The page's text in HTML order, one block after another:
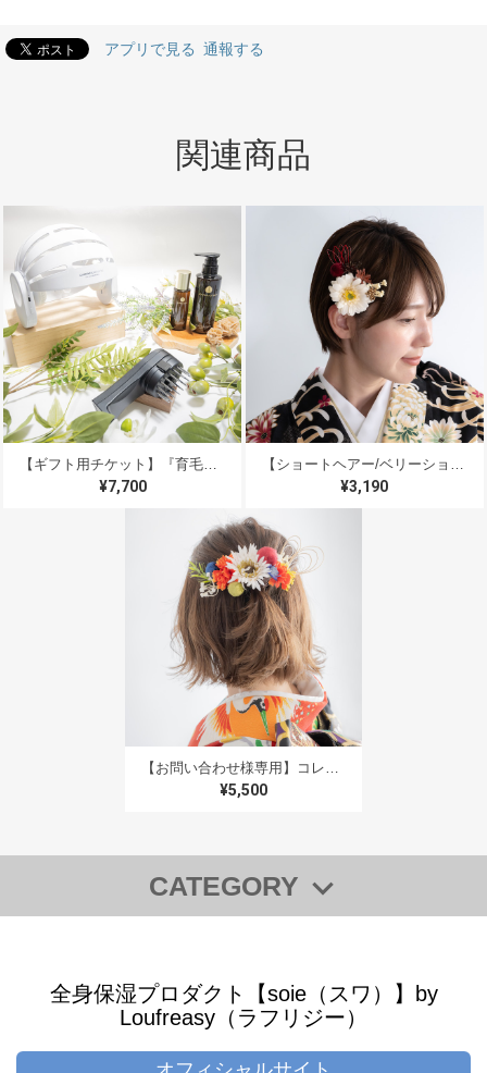
たの機会がありましたら、どうぞよろしくお
2024/08/21
手書きの温かいメッセージをいただき、とても嬉しかっ
たです。届いた商品は、画像で見たものよりもさらに輝
いており、大変満足しています。
お声をお聞かせいただきましてありがとうご
ざいます！レビューに気づかず、ご返信が遅
くなり大変申し訳ありません！ 実物も気に
入っていただけたみたいで、本当に嬉しいで
す＊素敵な晴れの日を過ごされていますよう
に！ ありがとうございました＊
2023/12/08
無事に届きました。 一目惚れした通りかわいくて😍 うに
ゃ〜ん❤️っとなってしまいます こちらの要望にも丁寧か
つ迅速に対応して頂きまして、ありがとうございました
スタッフ様のメッセージの心遣いとても嬉しかったです
娘が嫁ぐ一抹の淋しさはありますが 晴れ姿を見るのも楽
しみです😌 後の使い道を思案しておりましたので、イン
テリアとして新居に飾る事を提案しました。 きっと彩り
家族様にも、寂しさや喜びや様々な感情が溢
れる1日になるかと思いますが、幸せな笑顔
アプリで見る 通報する
関連商品
【ギフト用チケット】『育毛促進＆白髪ケア』プレミアムヘッドスパ デジタルギフトチケット 男性へのギフトにもオススメ♪ マイクロスコープ【頭皮診断】＆【育毛促進＆白髪ケア】アーユルヴェーダハーブ美容液塗布 /＆【エステ用美容機器】で浸透 ＆ 【カレントボディ】遠赤外線地肌ケア＆【約15分間のマッサージ】頭・首・肩 ＆ 大切な方へのギフトに＊いつも頑張っている自分自身へのご褒美に＊（プレゼント用デジタルギフトチケット）
¥7,700
【ショートヘアー/ベリーショート髪飾りB】成人式振袖ドライフラワー風髪飾り＆水引き赤/卒業式袴/和装前撮り/結婚式白無垢/色打掛/卒園式の保育士先生/二分の一成人式
¥3,190
【お問い合わせ様専用】コレオオレンジ2本追加/外ハネボブ・切りっぱなしショートボブのヘッドパーツF】成人式前撮り振袖ドライフラワー風髪飾り赤＆水引き 卒業式袴に人気の髪型・ハーフアップヘアアレンジのヘッドドレス、和装結婚式の白無垢・赤やオレンジ（橙色）の色打掛にも✳︎外ハネボブ・切りっぱなしボブに人気の髪型ハーフアップヘアアレンジ
¥5,500
CATEGORY
◆【全商品一覧】
【SALE】商品
【“キレイ”をプレゼントに】ギフトチケット
全身保湿プロダクト【soie（スワ）】by
Loufreasy（ラフリジー）